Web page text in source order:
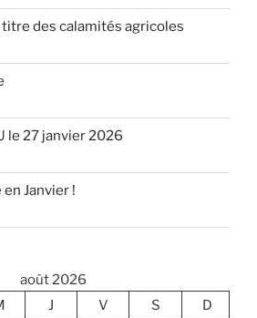
titre des calamités agricoles
le 27 janvier 2026
Janvier !
août 2026
J V S
D